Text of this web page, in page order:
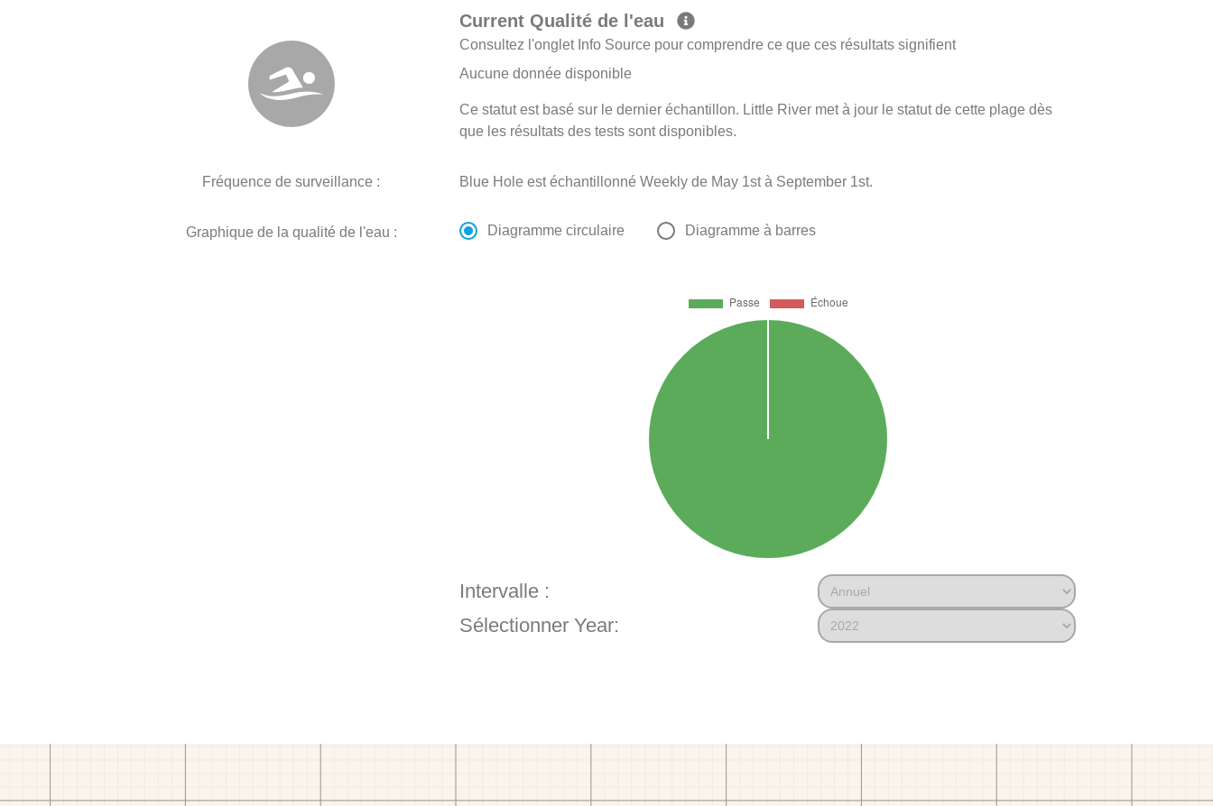
Current Qualité de l'eau
Consultez l'onglet Info Source pour comprendre ce que ces résultats signifient
Aucune donnée disponible
Ce statut est basé sur le dernier échantillon. Little River met à jour le statut de cette plage dès
que les résultats des tests sont disponibles.
Fréquence de surveillance : Blue Hole est échantillonné Weekly de May 1st à September 1st.
Graphique de la qualité de l'eau : Diagramme circulaire Diagramme à barres
Intervalle :
Sélectionner Year: